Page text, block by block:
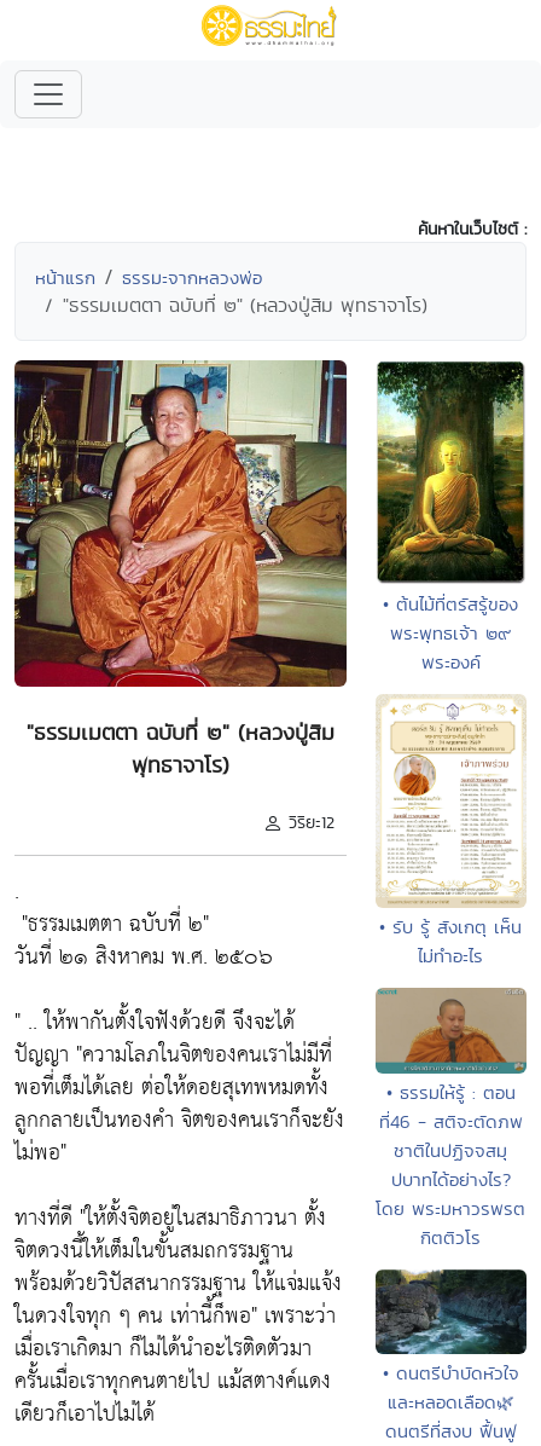
ค้นหาในเว็บไซต์ :
หน้าแรก ธรรมะจากหลวงพ่อ
"ธรรมเมตตา ฉบับที่ ๒" (หลวงปู่สิม พุทธาจาโร)
"ธรรมเมตตา ฉบับที่ ๒" (หลวงปู่สิม
พุทธาจาโร)
วิริยะ12
.
"ธรรมเมตตา ฉบับที่ ๒"
วันที่ ๒๑ สิงหาคม พ.ศ. ๒๕๐๖
" .. ให้พากันตั้งใจฟังด้วยดี จึงจะได้
ปัญญา "ความโลภในจิตของคนเราไม่มีที่
พอที่เต็มได้เลย ต่อให้ดอยสุเทพหมดทั้ง
ลูกกลายเป็นทองคำ จิตของคนเราก็จะยัง
ไม่พอ"
ทางที่ดี "ให้ตั้งจิตอยู่ในสมาธิภาวนา ตั้ง
จิตดวงนี้ให้เต็มในขั้นสมถกรรมฐาน
พร้อมด้วยวิปัสสนากรรมฐาน ให้แจ่มแจ้ง
ในดวงใจทุก ๆ คน เท่านี้ก็พอ" เพราะว่า
เมื่อเราเกิดมา ก็ไม่ได้นำอะไรติดตัวมา
ครั้นเมื่อเราทุกคนตายไป แม้สตางค์แดง
เดียวก็เอาไปไม่ได้
• ต้นไม้ที่ตรัสรู้ของ
พระพุทธเจ้า ๒๙
พระองค์
• รับ รู้ สังเกตุ เห็น
ไม่ทำอะไร
• ธรรมให้รู้ : ตอน
ที่46 - สติจะตัดภพ
ชาติในปฏิจจสมุ
ปบาทได้อย่างไร?
โดย พระมหาวรพรต
กิตติวโร
• ดนตรีบำบัดหัวใจ
และหลอดเลือด🌿
ดนตรีที่สงบ ฟื้นฟู